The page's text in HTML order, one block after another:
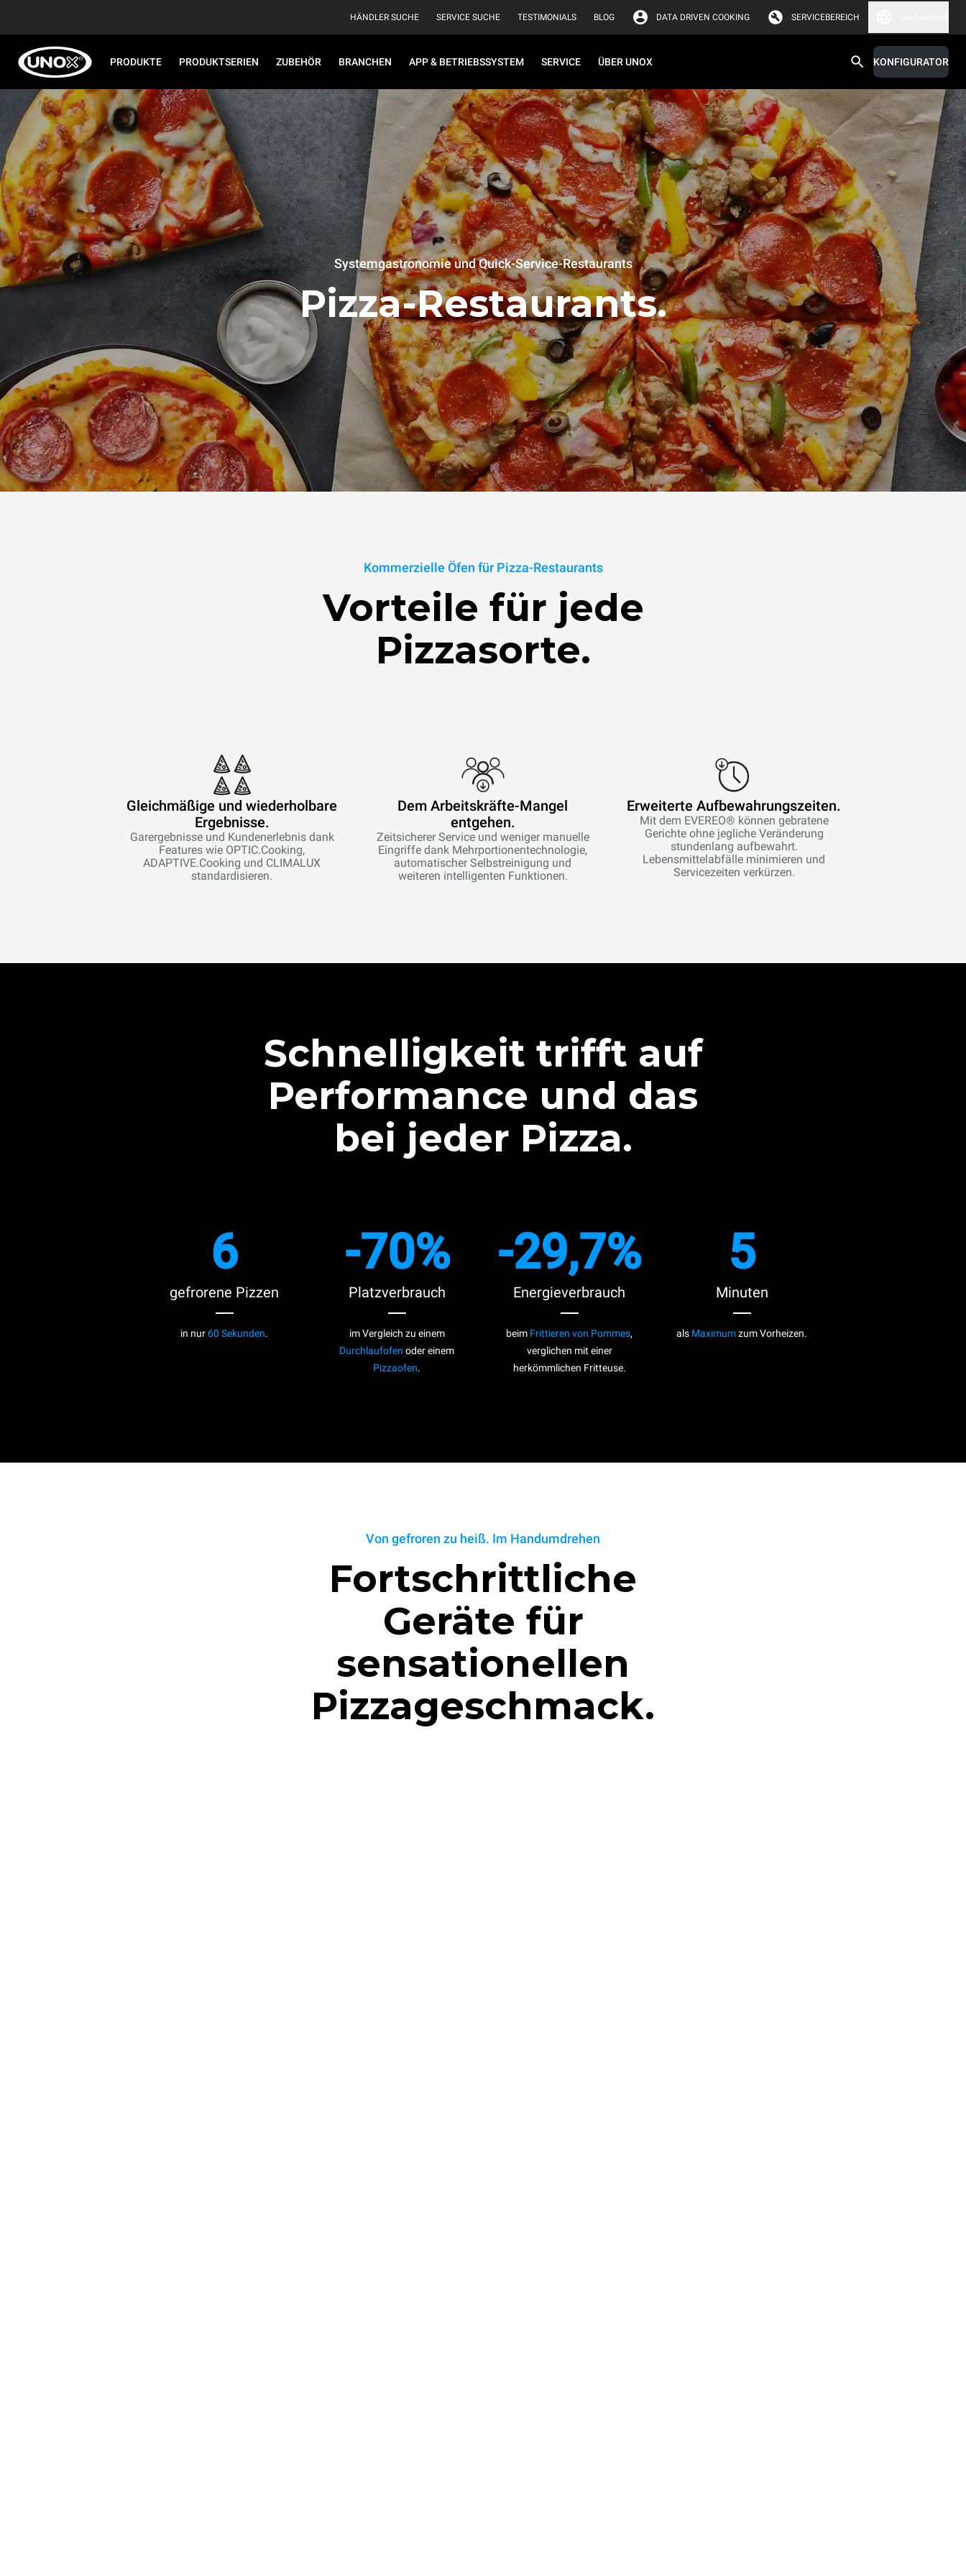
HÄNDLER SUCHE SERVICE SUCHE TESTIMONIALS BLOG DATA DRIVEN COOKING SERVICEBEREICH
PRODUKTE PRODUKTSERIEN ZUBEHÖR BRANCHEN APP & BETRIEBSSYSTEM SERVICE ÜBER UNOX KONFIGURATOR
Systemgastronomie und Quick-Service-Restaurants
Pizza-Restaurants.
Kommerzielle Öfen für Pizza-Restaurants
Vorteile für jede
Pizzasorte.
Gleichmäßige und wiederholbare
Ergebnisse.
Garergebnisse und Kundenerlebnis dank
Features wie OPTIC.Cooking,
ADAPTIVE.Cooking und CLIMALUX
standardisieren.
Dem Arbeitskräfte-Mangel
entgehen.
Zeitsicherer Service und weniger manuelle
Eingriffe dank Mehrportionentechnologie,
automatischer Selbstreinigung und
weiteren intelligenten Funktionen.
Erweiterte Aufbewahrungszeiten.
Mit dem EVEREO® können gebratene
Gerichte ohne jegliche Veränderung
stundenlang aufbewahrt.
Lebensmittelabfälle minimieren und
Servicezeiten verkürzen.
Schnelligkeit trifft auf
Performance und das
bei jeder Pizza.
6
gefrorene Pizzen
in nur 60 Sekunden.
-70%
Platzverbrauch
im Vergleich zu einem
Durchlaufofen oder einem
Pizzaofen.
-29,7%
Energieverbrauch
beim Frittieren von Pommes,
verglichen mit einer
herkömmlichen Fritteuse.
5
Minuten
als Maximumzum Vorheizen.
Von gefroren zu heiß. Im Handumdrehen
Fortschrittliche
Geräte für
sensationellen
Pizzageschmack.